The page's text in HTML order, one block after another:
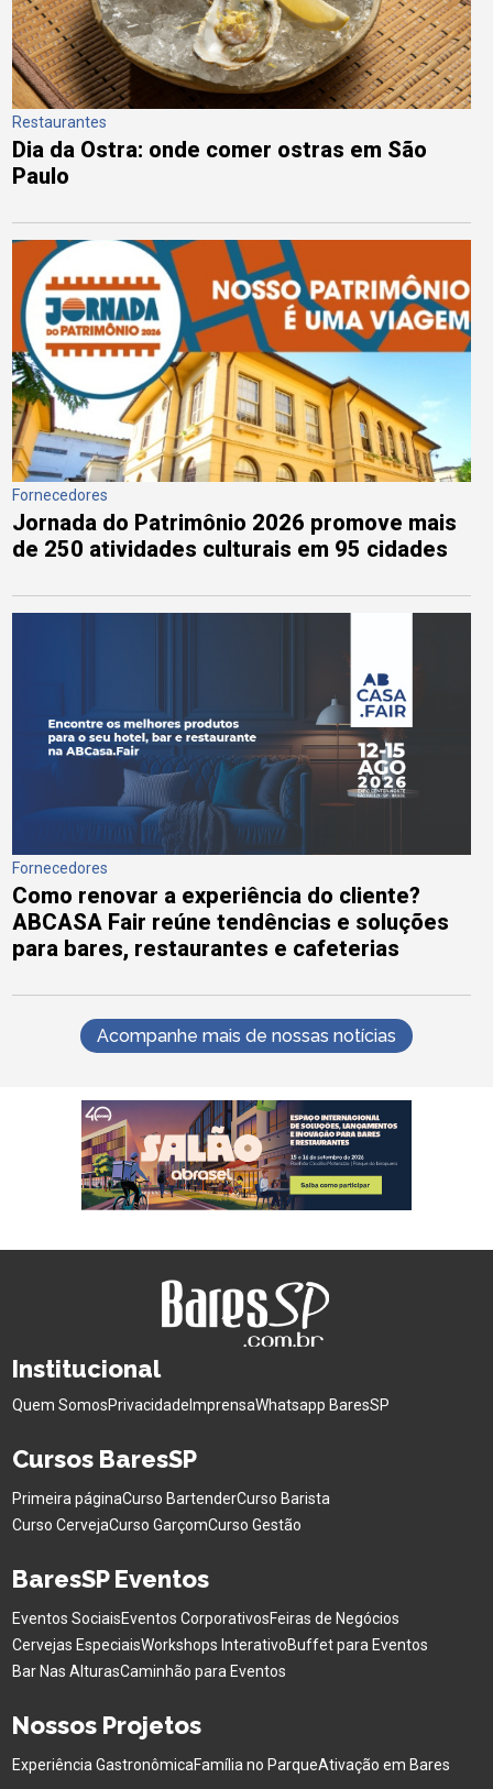
Restaurantes
Dia da Ostra: onde comer ostras em São
Paulo
Fornecedores
Jornada do Patrimônio 2026 promove mais
de 250 atividades culturais em 95 cidades
Fornecedores
Como renovar a experiência do cliente?
ABCASA Fair reúne tendências e soluções
para bares, restaurantes e cafeterias
Acompanhe mais de nossas notícias
Institucional
Quem SomosPrivacidade ImprensaWhatsapp BaresSP
Cursos BaresSP
Primeira páginaCurso BartenderCurso Barista
Curso CervejaCurso GarçomCurso Gestão
BaresSP Eventos
Eventos SociaisEventos CorporativosFeiras de Negócios
Cervejas EspeciaisWorkshops InterativoBuffet para Eventos
Bar Nas AlturasCaminhão para Eventos
Nossos Projetos
Experiência GastronômicaFamília no ParqueAtivação em Bares